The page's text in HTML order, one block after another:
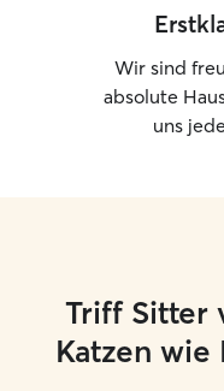
Wir sind
absolute
uns
Triff Sitter
Katzen